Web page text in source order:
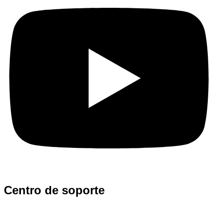
Centro de soporte